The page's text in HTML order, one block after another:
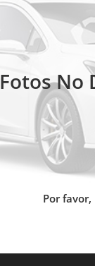
Fotos No
Por